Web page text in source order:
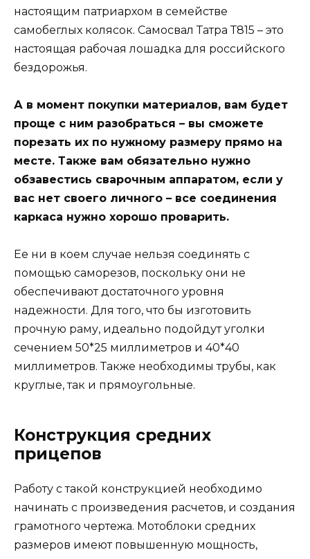
настоящим патриархом в семействе
самобеглых колясок. Самосвал Татра Т815 – это
настоящая рабочая лошадка для российского
бездорожья.
А в момент покупки материалов, вам будет
проще с ним разобраться – вы сможете
порезать их по нужному размеру прямо на
месте. Также вам обязательно нужно
обзавестись сварочным аппаратом, если у
вас нет своего личного – все соединения
каркаса нужно хорошо проварить.
Ее ни в коем случае нельзя соединять с
помощью саморезов, поскольку они не
обеспечивают достаточного уровня
надежности. Для того, что бы изготовить
прочную раму, идеально подойдут уголки
сечением 50*25 миллиметров и 40*40
миллиметров. Также необходимы трубы, как
круглые, так и прямоугольные.
Конструкция средних
прицепов
Работу с такой конструкцией необходимо
начинать с произведения расчетов, и создания
грамотного чертежа. Мотоблоки средних
размеров имеют повышенную мощность,